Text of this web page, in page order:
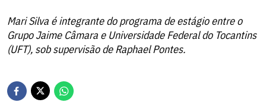
Mari Silva é integrante do programa de estágio entre o
Grupo Jaime Câmara e Universidade Federal do Tocantins
(UFT), sob supervisão de Raphael Pontes.